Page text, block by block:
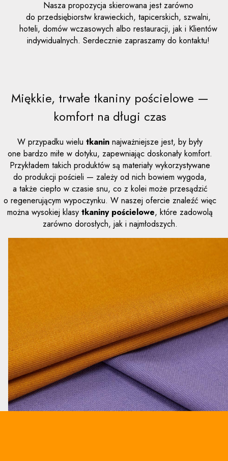
Nasza propozycja skierowana jest zarówno
do przedsiębiorstw krawieckich, tapicerskich, szwalni,
hoteli, domów wczasowych albo restauracji, jak i Klientów
indywidualnych. Serdecznie zapraszamy do kontaktu!
Miękkie, trwałe tkaniny pościelowe —
komfort na długi czas
W przypadku wielu tkanin najważniejsze jest, by były
one bardzo miłe w dotyku, zapewniając doskonały komfort.
Przykładem takich produktów są materiały wykorzystywane
do produkcji pościeli — zależy od nich bowiem wygoda,
a także ciepło w czasie snu, co z kolei może przesądzić
o regenerującym wypoczynku. W naszej ofercie znaleźć więc
można wysokiej klasy tkaniny pościelowe, które zadowolą
zarówno dorosłych, jak i najmłodszych.